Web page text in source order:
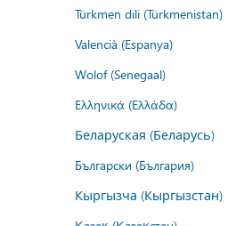
Türkmen dili (Türkmenistan)
Valencià (Espanya)
Wolof (Senegaal)
Ελληνικά (Ελλάδα)
Беларуская (Беларусь)
Български (България)
Кыргызча (Кыргызстан)